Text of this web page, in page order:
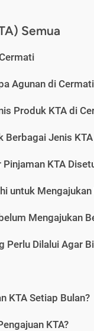
Semua
Agunan di
Produk KTA di
Berbagai Jenis
KTA
untuk
Mengajukan
Perlu Dilalui Agar
KTA Setiap Bulan?
KTA?